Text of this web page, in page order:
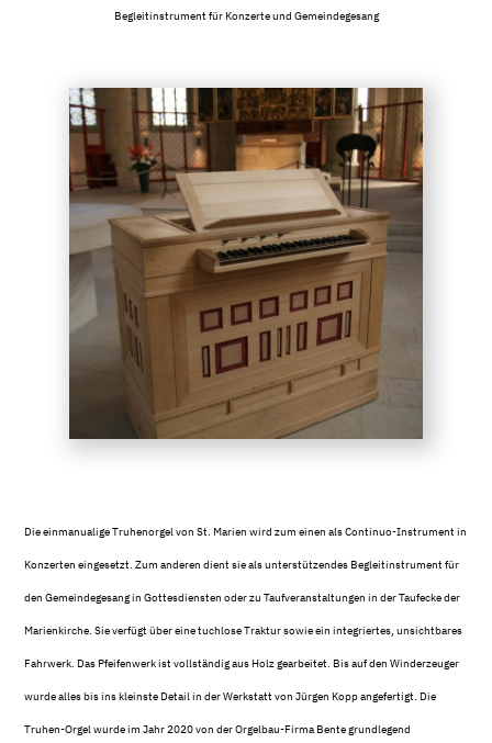
Begleitinstrument für Konzerte und Gemeindegesang
Die einmanualige Truhenorgel von St. Marien wird zum einen als Continuo-Instrument in
Konzerten eingesetzt. Zum anderen dient sie als unterstützendes Begleitinstrument für
den Gemeindegesang in Gottesdiensten oder zu Taufveranstaltungen in der Taufecke der
Marienkirche. Sie verfügt über eine tuchlose Traktur sowie ein integriertes, unsichtbares
Fahrwerk. Das Pfeifenwerk ist vollständig aus Holz gearbeitet. Bis auf den Winderzeuger
wurde alles bis ins kleinste Detail in der Werkstatt von Jürgen Kopp angefertigt. Die
Truhen-Orgel wurde im Jahr 2020 von der Orgelbau-Firma Bente grundlegend